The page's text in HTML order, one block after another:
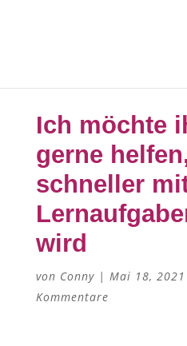
Ich möchte
gerne
schneller
wird
von Conny| Mai 18, 2021
Kommentare